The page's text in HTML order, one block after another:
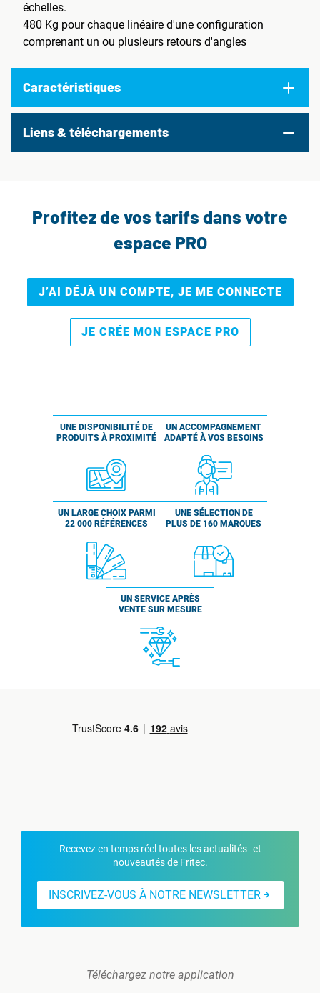
échelles.
480 Kg pour chaque linéaire d'une configuration
comprenant un ou plusieurs retours d'angles
Caractéristiques
Liens & téléchargements
Profitez de vos tarifs dans votre
espace PRO
J’AI DÉJÀ UN COMPTE, JE ME CONNECTE
JE CRÉE MON ESPACE PRO
UNE DISPONIBILITÉ DE
PRODUITS À PROXIMITÉ
UN ACCOMPAGNEMENT
ADAPTÉ À VOS BESOINS
UN LARGE CHOIX PARMI
22 000 RÉFÉRENCES
UNE SÉLECTION DE
PLUS DE 160 MARQUES
UN SERVICE APRÈS
VENTE SUR MESURE
Recevez en temps réel toutes les actualités et
nouveautés de Fritec.
INSCRIVEZ-VOUS À NOTRE NEWSLETTER
Téléchargez notre application